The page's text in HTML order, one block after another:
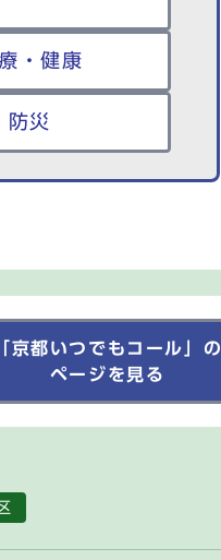
・健康
防災
「京都いつでもコール」の
ページを見る